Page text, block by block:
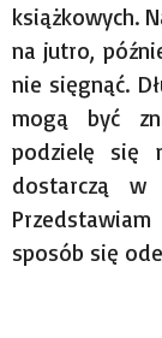
książkowych.
na jutro,
nie sięgnąć.
mogą być
podzielę się
dostarczą w
sposób się